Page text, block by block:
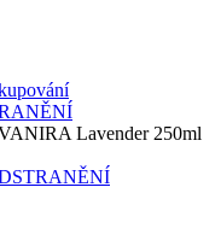
Lavender 250ml